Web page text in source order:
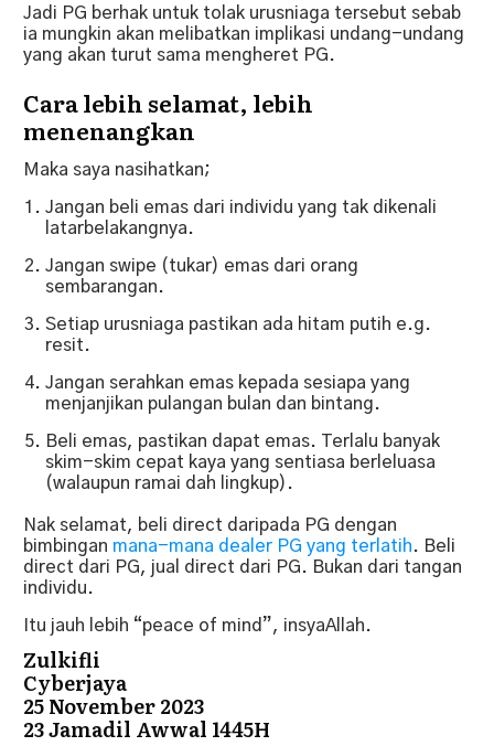
Jadi PG berhak untuk tolak urusniaga tersebut sebab
ia mungkin akan melibatkan implikasi undang-undang
yang akan turut sama mengheret PG.
Cara lebih selamat, lebih
menenangkan
Maka saya nasihatkan;
Jangan beli emas dari individu yang tak dikenali
latarbelakangnya.
Jangan swipe (tukar) emas dari orang
sembarangan.
Setiap urusniaga pastikan ada hitam putih e.g.
resit.
Jangan serahkan emas kepada sesiapa yang
menjanjikan pulangan bulan dan bintang.
Beli emas, pastikan dapat emas. Terlalu banyak
skim-skim cepat kaya yang sentiasa berleluasa
(walaupun ramai dah lingkup).
Nak selamat, beli direct daripada PG dengan
bimbingan mana-mana dealer PG yang terlatih. Beli
direct dari PG, jual direct dari PG. Bukan dari tangan
individu.
Itu jauh lebih “peace of mind”, insyaAllah.
Zulkifli
Cyberjaya
25 November 2023
23 Jamadil Awwal 1445H